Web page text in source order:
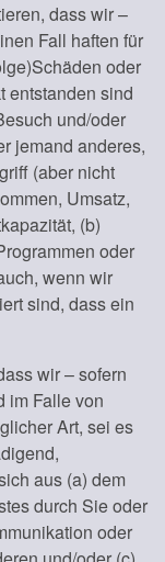
dass wir –
Fall haften für
oder
entstanden sind
und/oder
jemand anderes,
(aber nicht
Umsatz,
(b)
oder
wenn wir
sind, dass ein
wir – sofern
im Falle von
Art, sei es
aus (a) dem
durch Sie oder
oder